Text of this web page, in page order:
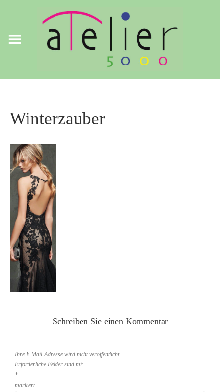
Winterzauber
Schreiben Sie einen Kommentar
Ihre E-Mail-Adresse wird nicht veröffentlicht.
Erforderliche Felder sind mit
*
markiert.